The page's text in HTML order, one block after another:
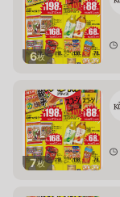
6枚
7枚